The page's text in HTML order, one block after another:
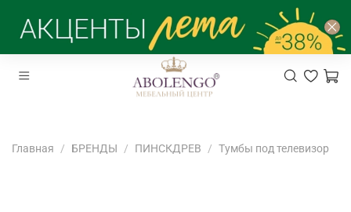
Главная БРЕНДЫ ПИНСКДРЕВ Тумбы под телевизор